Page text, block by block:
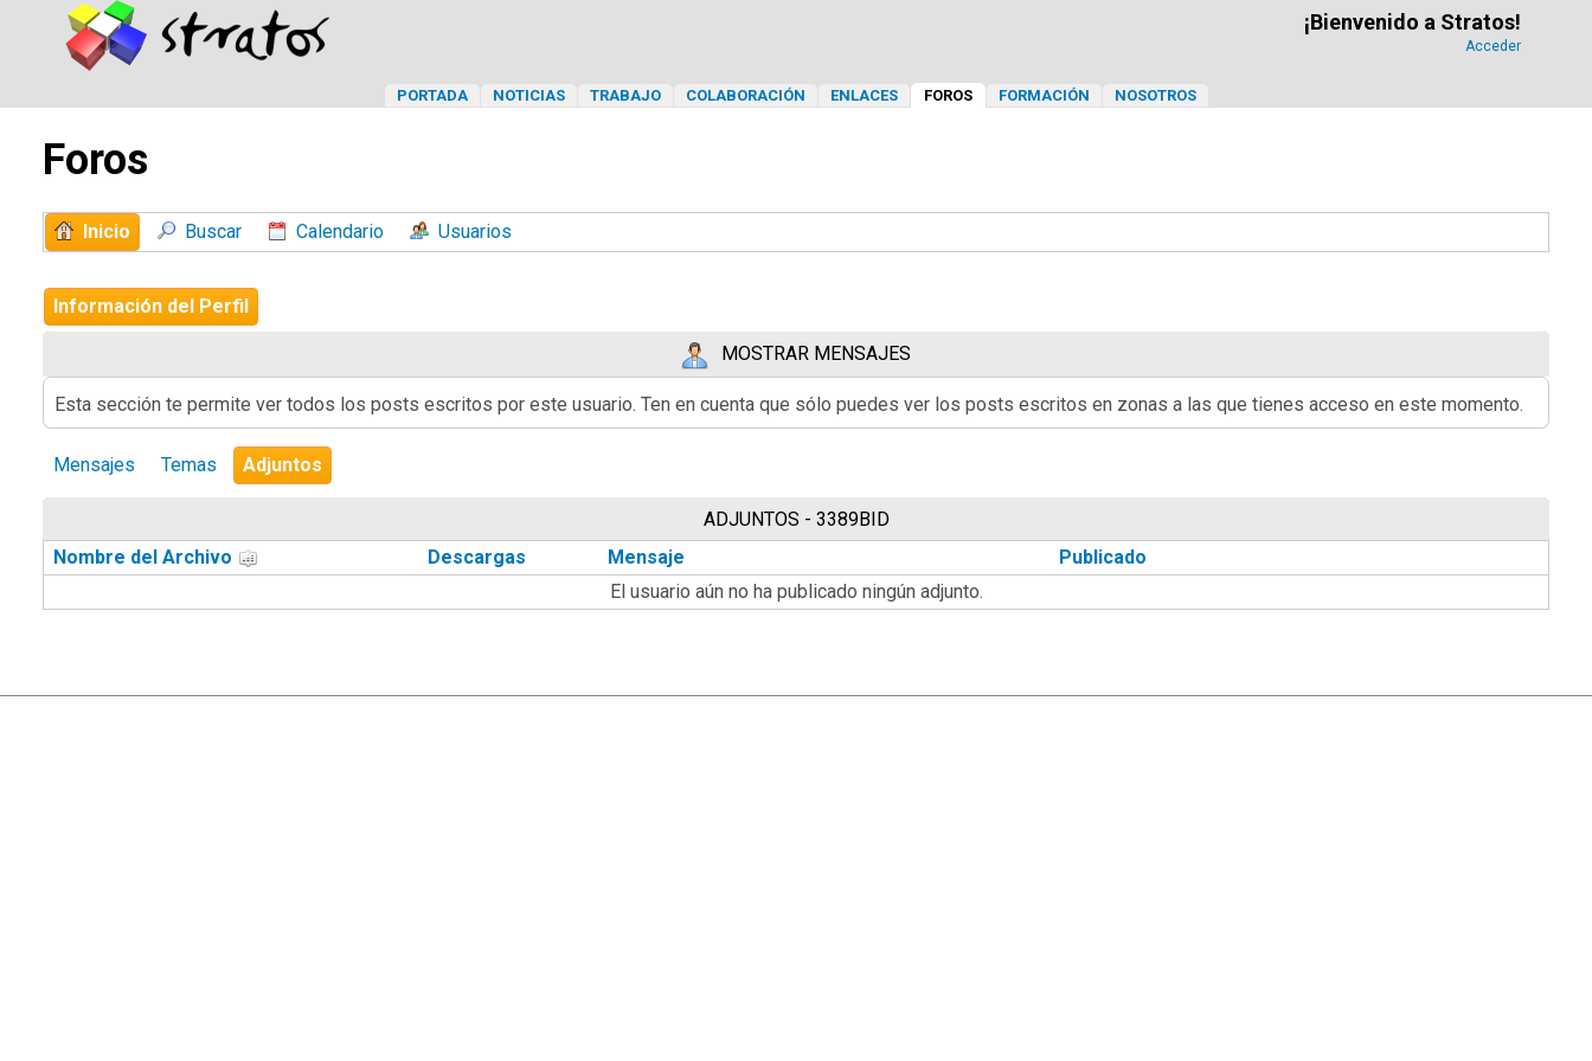
¡Bienvenido a Stratos!
Acceder
PORTADA NOTICIAS TRABAJO COLABORACIÓN ENLACES FOROS FORMACIÓN NOSOTROS
Foros
Inicio Buscar Calendario Usuarios
Información del Perfil
MOSTRAR MENSAJES
Esta sección te permite ver todos los posts escritos por este usuario. Ten en cuenta que sólo puedes ver los posts escritos en zonas a las que tienes acceso en este momento.
Mensajes Temas Adjuntos
ADJUNTOS - 3389BID
Nombre del Archivo
Descargas Mensaje
Publicado
El usuario aún no ha publicado ningún adjunto.